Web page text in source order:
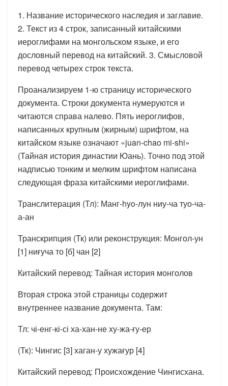
1. Название исторического наследия и заглавие.
2. Текст из 4 строк, записанный китайскими
иероглифами на монгольском языке, и его
дословный перевод на китайский. 3. Смысловой
перевод четырех строк текста.
Проанализируем 1-ю страницу исторического
документа. Строки документа нумеруются и
читаются справа налево. Пять иероглифов,
написанных крупным (жирным) шрифтом, на
китайском языке означают «juan-chao mi-shi»
(Тайная история династии Юань). Точно под этой
надписью тонким и мелким шрифтом написана
следующая фраза китайскими иероглифами.
Транслитерация (Тл): Манг-hyo-лун ниу-ча туо-ча-
а-ан
Транскрипция (Тк) или реконструкция: Монгол-ун
[1] ниғуча то [б] чан [2]
Китайский перевод: Тайная история монголов
Вторая строка этой страницы содержит
внутреннее название документа. Там:
Тл: чі-енг-кі-сі ха-хан-не ху-жа-ғу-ер
(Тк): Чингис [3] хаган-у хужағур [4]
Китайский перевод: Происхождение Чингисхана.